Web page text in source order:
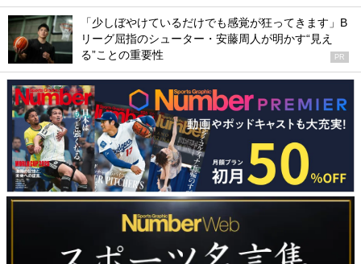
「少しぼやけているだけでも感覚が狂ってきます」B
リーグ屈指のシューター・安藤周人が明かす“見え
る”ことの重要性
PR